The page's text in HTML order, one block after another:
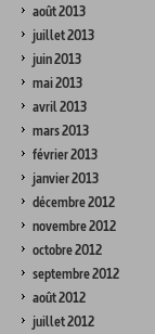
août 2013
juillet 2013
juin 2013
mai 2013
avril 2013
mars 2013
février 2013
janvier 2013
décembre 2012
novembre 2012
octobre 2012
septembre 2012
août 2012
juillet 2012